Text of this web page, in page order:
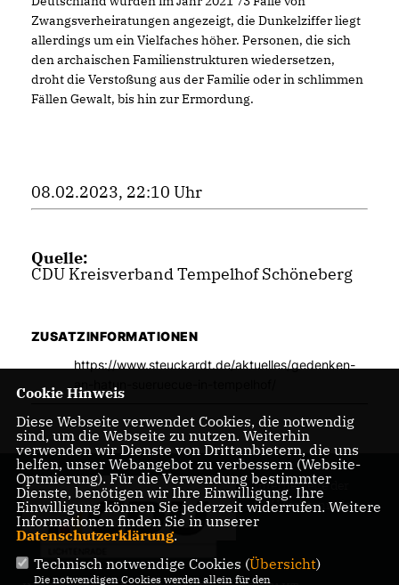
Zwangsverheiratungen angezeigt, die Dunkelziffer liegt
allerdings um ein Vielfaches höher. Personen, die sich
den archaischen Familienstrukturen wiedersetzen,
droht die Verstoßung aus der Familie oder in schlimmen
Fällen Gewalt, bis hin zur Ermordung.
08.02.2023, 22:10 Uhr
Quelle:
CDU Kreisverband Tempelhof Schöneberg
ZUSATZINFORMATIONEN
https://www.steuckardt.de/aktuelles/gedenken-
an-hatun-sueruecue-in-tempelhof/
Internetseite der
CDU Lichtenrade
Cookie Hinweis
Diese Webseite verwendet Cookies, die notwendig
sind, um die Webseite zu nutzen. Weiterhin
verwenden wir Dienste von Drittanbietern, die uns
helfen, unser Webangebot zu verbessern (Website-
Optmierung). Für die Verwendung bestimmter
Dienste, benötigen wir Ihre Einwilligung. Ihre
Einwilligung können Sie jederzeit widerrufen. Weitere
Informationen finden Sie in unserer
Datenschutzerklärung.
Technisch notwendige Cookies (Übersicht)
Die notwendigen Cookies werden allein für den